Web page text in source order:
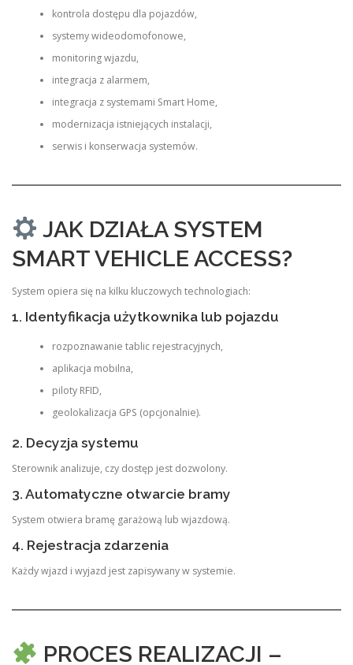
kontrola dostępu dla pojazdów,
systemy wideodomofonowe,
monitoring wjazdu,
integracja z alarmem,
integracja z systemami Smart Home,
modernizacja istniejących instalacji,
serwis i konserwacja systemów.
JAK DZIAŁA SYSTEM
SMART VEHICLE ACCESS?
System opiera się na kilku kluczowych technologiach:
1. Identyfikacja użytkownika lub pojazdu
rozpoznawanie tablic rejestracyjnych,
aplikacja mobilna,
piloty RFID,
geolokalizacja GPS (opcjonalnie).
2. Decyzja systemu
Sterownik analizuje, czy dostęp jest dozwolony.
3. Automatyczne otwarcie bramy
System otwiera bramę garażową lub wjazdową.
4. Rejestracja zdarzenia
Każdy wjazd i wyjazd jest zapisywany w systemie.
PROCES REALIZACJI –